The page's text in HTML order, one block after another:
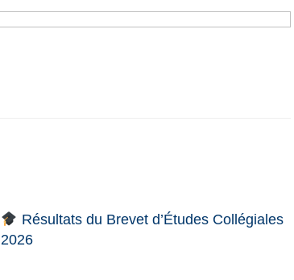
Résultats du Brevet d’Études Collégiales
2026